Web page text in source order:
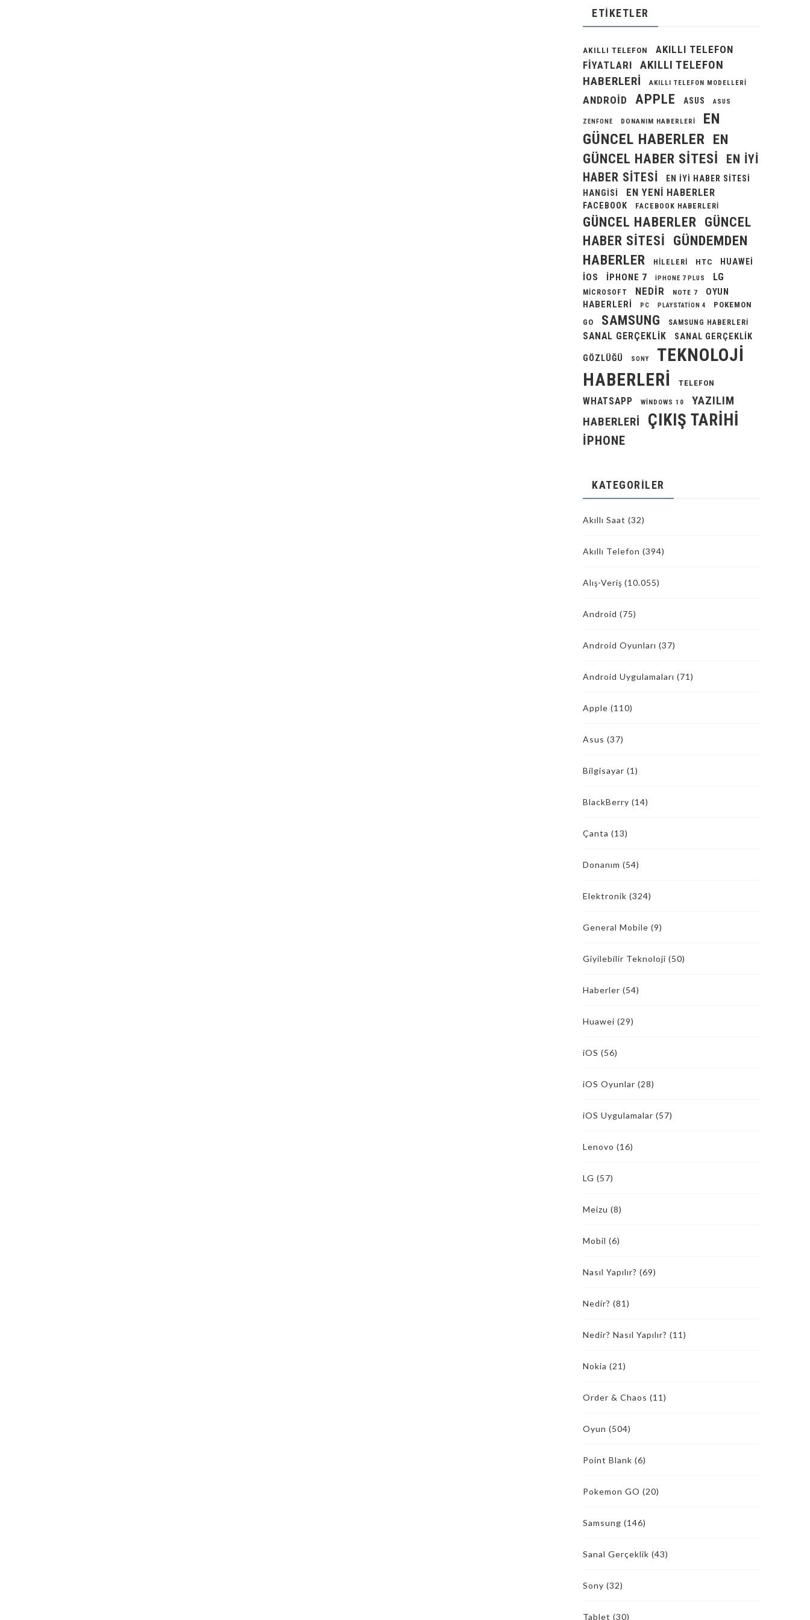
ETIKETLER
AKILLI TELEFON
AKILLI TELEFON
FIYATLARI
AKILLI TELEFON
HABERLERI
AKILLI TELEFON MODELLERI
ANDROID APPLE ASUS ASUS
ZENFONE DONANIM HABERLERI
EN
GÜNCEL HABERLER EN
GÜNCEL HABER SITESI
EN IYI
HABER SITESI
EN IYI HABER SITESI
HANGISI
EN YENI HABERLER
FACEBOOK FACEBOOK HABERLERI
GÜNCEL HABERLER
GÜNCEL
HABER SITESI
GÜNDEMDEN
HABERLER
HILELERI HTC HUAWEI
IOS IPHONE 7 IPHONE 7 PLUS LG
MICROSOFT NEDIR NOTE 7
OYUN
HABERLERI
PC PLAYSTATION 4
POKEMON
GO
SAMSUNG SAMSUNG HABERLERI
SANAL GERÇEKLIK SANAL GERÇEKLIK
GÖZLÜĞÜ SONY
TEKNOLOJI
HABERLERI
TELEFON
WHATSAPP WINDOWS 10
YAZILIM
HABERLERI
ÇIKIŞ TARIHI
İPHONE
KATEGORILER
Akıllı Saat (32)
Akıllı Telefon (394)
Alış-Veriş (10.055)
Android (75)
Android Oyunları (37)
Android Uygulamaları (71)
Apple (110)
Asus (37)
Bilgisayar (1)
BlackBerry (14)
Çanta (13)
Donanım (54)
Elektronik (324)
General Mobile (9)
Giyilebilir Teknoloji (50)
Haberler (54)
Huawei (29)
iOS (56)
iOS Oyunlar (28)
iOS Uygulamalar (57)
Lenovo (16)
LG (57)
Meizu (8)
Mobil (6)
Nasıl Yapılır? (69)
Nedir? (81)
Nedir? Nasıl Yapılır? (11)
Nokia (21)
Order & Chaos (11)
Oyun (504)
Point Blank (6)
Pokemon GO (20)
Samsung (146)
Sanal Gerçeklik (43)
Sony (32)
Tablet (30)